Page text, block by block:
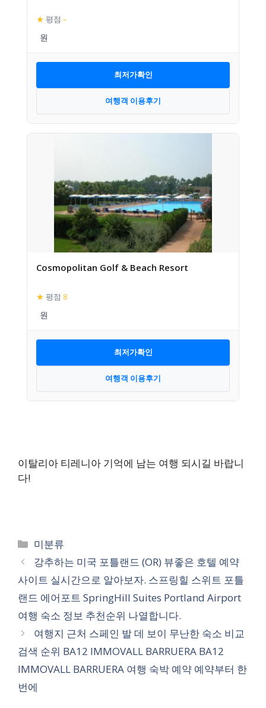
★ 평점 –
최저가확인
여행객 이용후기
Cosmopolitan Golf & Beach Resort
★ 평점 8
최저가확인
여행객 이용후기
이탈리아 티레니아 기억에 남는 여행 되시길 바랍니
다!
카
테
고
리
미분류
강추하는 미국 포틀랜드 (OR) 뷰좋은 호텔 예약
사이트 실시간으로 알아보자. 스프링힐 스위트 포틀
랜드 에어포트 SpringHill Suites Portland Airport
여행 숙소 정보 추천순위 나열합니다.
여행지 근처 스페인 발 데 보이 무난한 숙소 비교
검색 순위 BA12 IMMOVALL BARRUERA BA12
IMMOVALL BARRUERA 여행 숙박 예약 예약부터 한
번에